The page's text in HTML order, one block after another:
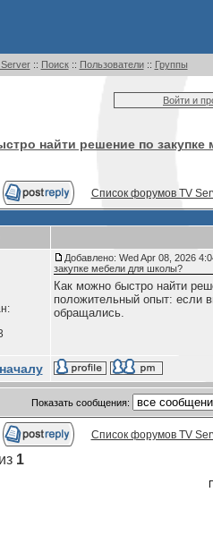
:: Поиск:: Пользователи:: Группы
Войти и
найти решение по
Список форумов TV
Добавлено: Wed Apr 08, 2026
закупке мебели для школы?
Как можно быстро найти
положительный опыт: если
обращались.
Показать сообщения:
Список форумов TV
1